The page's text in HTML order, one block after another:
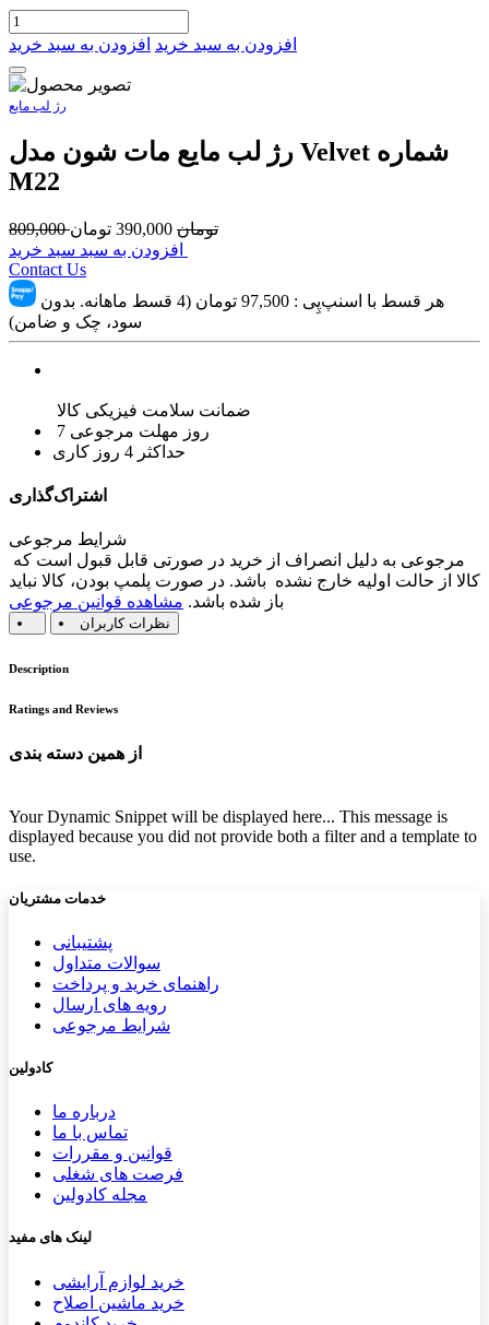
افزودن به سبد خرید افزودن به سبد خرید
رژ لب مایع
رژ لب مايع مات شون مدل Velvet شماره
M22
809,000 تومان 390,000 تومان
Contact Us
هر قسط با اسنپ‌پِی : 97,500
تومان (4 قسط ماهانه. بدون
سود، چک و ضامن)
ضمانت سلامت فیزیکی کالا
7 روز مهلت مرجوعی
حداکثر 4 روز کاری
اشتراک‌گذاری
شرایط مرجوعی
کالا از حالت اولیه خارج نشده باشد. در صورت پلمپ بودن، کالا نباید
باز شده باشد. مشاهده قوانین مرجوعی
نظرات کاربران
Description
Ratings and Reviews
از همین دسته بندی
Your Dynamic Snippet will be displayed here... This message is
displayed because you did not provide both a filter and a template to
use.
خدمات مشتریان
پشتیب​​انی
سوالات متداول
راهنمای خرید و پرداخت
رویه های ارسال
شرایط مرجوعی
کادولین
درباره ما
تماس با ما
قوانین و مقررات
فرصت های شغلی
مجله کادولین
لینک های مفید
خرید لوازم آرایشی
خرید ماشین اصلاح